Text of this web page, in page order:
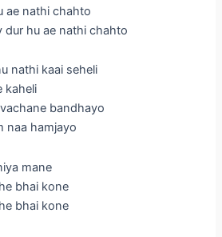
ae nathi chahto
dur hu ae nathi chahto
nathi kaai seheli
kaheli
bandhayo
naa hamjayo
mane
bhai kone
bhai kone